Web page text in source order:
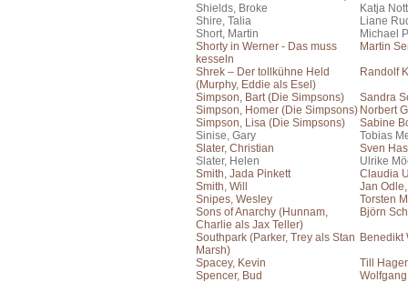
Shields, Broke
Katja
Shire, Talia
Liane
Short, Martin
Michael
Shorty in Werner - Das muss
kesseln
Martin
Shrek – Der tollkühne Held
(Murphy, Eddie als Esel)
Randolf
Simpson, Bart (Die Simpsons)
Sandra
Simpson, Homer (Die Simpsons) Norbert
Simpson, Lisa (Die Simpsons)
Sabine
Sinise, Gary
Tobias
Slater, Christian
Sven
Slater, Helen
Ulrike
Smith, Jada Pinkett
Claudia
Smith, Will
Jan
Snipes, Wesley
Torsten
Sons of Anarchy (Hunnam,
Charlie als Jax Teller)
Björn
Southpark (Parker, Trey als Stan
Marsh)
Benedikt
Spacey, Kevin
Till
Spencer, Bud